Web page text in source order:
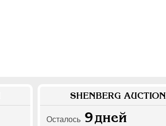
SHENBERG AUCTION
Осталось 9дней